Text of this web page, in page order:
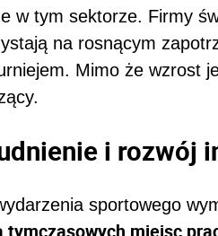
w tym sektorze. Firmy
na rosnącym
Mimo że wzrost
i rozwój
sportowego
tymczasowych miejsc